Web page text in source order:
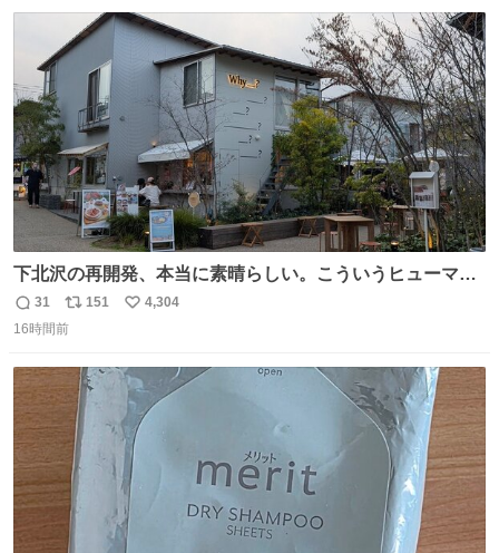
数
数
下北沢の再開発、本当に素晴らしい。こういうヒューマン
スケールの開発がいいんだよ。
返
信
31
リ
ポ
ト
数
151
い
数
4,304
16時間前